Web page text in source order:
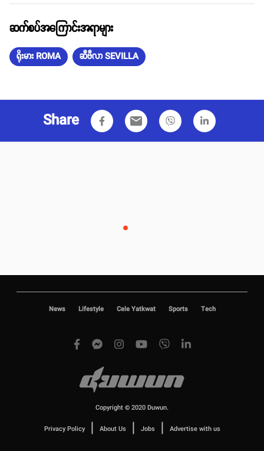
ဆက်စပ်အကြောင်းအရာများ
ရိုးမား ROMA ဆီဗီလာ SEVILLA
Share email
News Lifestyle Cele Yatkwat Sports Tech
Copyright © 2020 Duwun.
Privacy Policy | About Us | Jobs | Advertise with us